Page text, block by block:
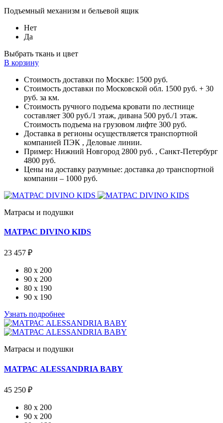
Подъемный механизм и бельевой ящик
Нет
Да
Выбрать ткань и цвет
В корзину
Стоимость доставки по Москве: 1500 руб.
Стоимость доставки по Московской обл. 1500 руб. + 30
руб. за км.
Стоимость ручного подъема кровати по лестнице
составляет 300 руб./1 этаж, дивана 500 руб./1 этаж.
Стоимость подъема на грузовом лифте 300 руб.
Доставка в регионы осуществляется транспортной
компанией ПЭК , Деловые линии.
Пример: Нижний Новгород 2800 руб. , Санкт-Петербург
4800 руб.
Цены на доставку разумные: доставка до транспортной
компании – 1000 руб.
Матрасы и подушки
МАТРАС DIVINO KIDS
23 457 ₽
80 x 200
90 x 200
80 x 190
90 x 190
Узнать подробнее
Матрасы и подушки
МАТРАС ALESSANDRIA BABY
45 250 ₽
80 x 200
90 x 200